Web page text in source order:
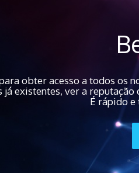
obter acesso a todos os
já existentes, ver a
É rápido e